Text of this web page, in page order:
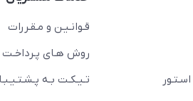
قـوانـیـن و مـقـررات
روش هـای پـرداخـت
تـیـکـت بـه